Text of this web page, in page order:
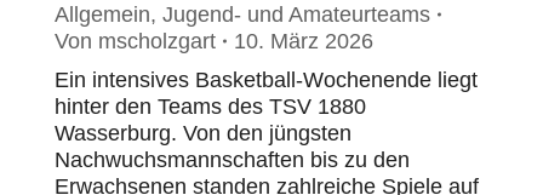
Allgemein, Jugend- und Amateurteams
Von mscholzgart
10. März 2026
Ein intensives Basketball-Wochenende liegt
hinter den Teams des TSV 1880
Wasserburg. Von den jüngsten
Nachwuchsmannschaften bis zu den
Erwachsenen standen zahlreiche Spiele auf